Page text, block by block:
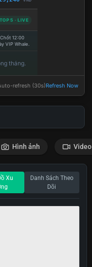
TOP 5 · LIVE
12:00
VIP Whale.
tháng.
refresh (30s)Refresh Now
Hình ảnh Video
Xu
Danh Sách Theo
Dõi